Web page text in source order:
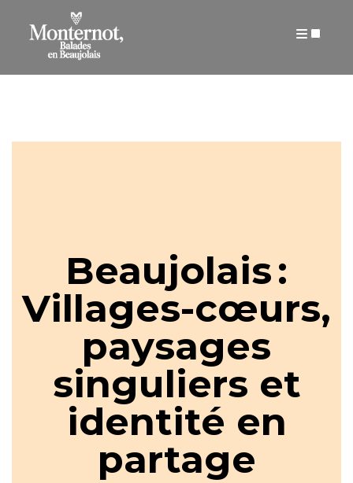
ARTICLES
Beaujolais :
Villages-cœurs,
paysages
singuliers et
identité en
partage